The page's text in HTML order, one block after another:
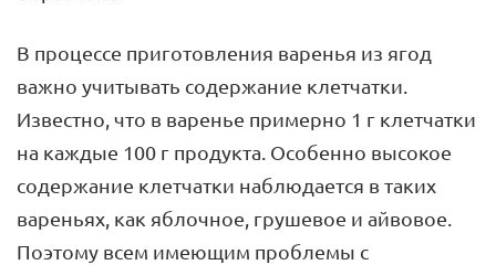
В процессе приготовления варенья из ягод
важно учитывать содержание клетчатки.
Известно, что в варенье примерно 1 г клетчатки
на каждые 100 г продукта. Особенно высокое
содержание клетчатки наблюдается в таких
вареньях, как яблочное, грушевое и айвовое.
Поэтому всем имеющим проблемы с